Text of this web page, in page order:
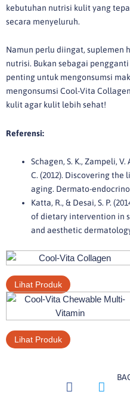
kebutuhan nutrisi kulit yang
secara menyeluruh.
Namun perlu diingat, suplemen
nutrisi. Bukan sebagai
penting untuk mengonsumsi
mengonsumsi Cool-Vita
kulit agar kulit lebih sehat!
Referensi:
Schagen, S. K., Zampeli,
C. (2012). Discovering
aging. Dermato-
Katta, R., & Desai, S. P.
of dietary intervention in
and aesthetic
Lihat Produk
Lihat Produk